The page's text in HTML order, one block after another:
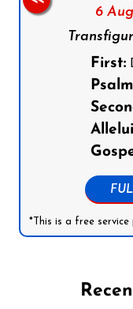
6
First:
*This is a free